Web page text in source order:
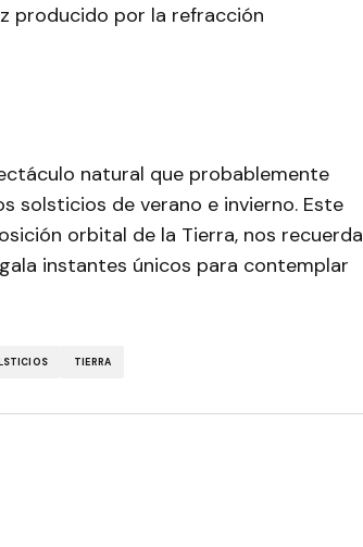
producido por la refracción
natural que probablemente
solsticios de verano e invierno. Este
orbital de la Tierra, nos recuerda
instantes únicos para contemplar
TIERRA